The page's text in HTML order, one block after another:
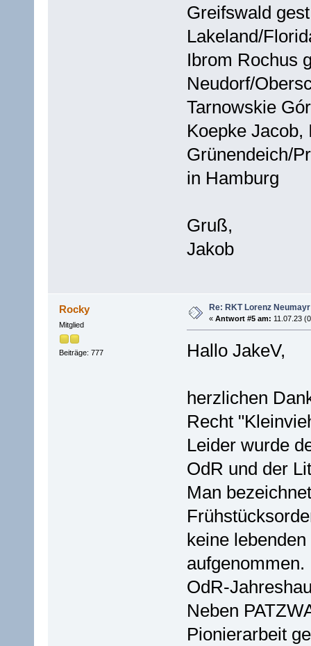
Greifswald
Lakeland/
Ibrom Rochus
Neudorf/
Tarnowskie
Koepke Jacob,
Grünendeich/
in Hamburg
Gruß,
Jakob
Rocky
Mitglied
Beiträge: 777
Re: RKT Lorenz Neumayr
« Antwort #5 am: 11.07.23
Hallo JakeV,
herzlichen
Recht
Leider wurde
OdR und der
Man
keine
OdR-
Neben
Pionierarbeit